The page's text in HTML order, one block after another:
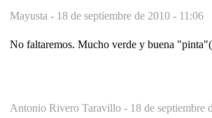
Mayusta - 18 de septiembre de 2010 - 11:06
No faltaremos. Mucho verde y buena
Antonio Rivero Taravillo - 18 de septiembre